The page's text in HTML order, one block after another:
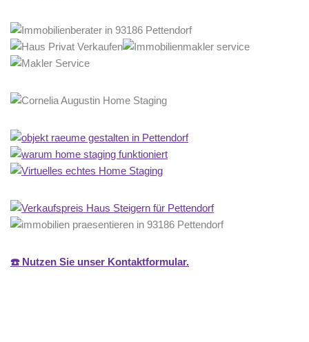
☎️ Nutzen Sie unser Kontaktformular.